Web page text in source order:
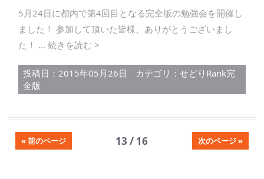
5月24日に都内で第4回目となる完全版の勉強会を開催し
ました！ 参加して頂いた皆様、ありがとうございまし
た！ ... 続きを読む >
投稿日：2015年05月26日 カテゴリ： せどりRank完
全版
« 前のページ 13 / 16 次のページ »